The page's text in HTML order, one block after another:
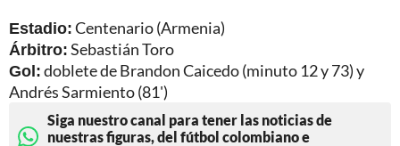
Estadio:Centenario (Armenia)
Árbitro:Sebastián Toro
Gol:doblete deBrandon Caicedo (minuto 12 y 73) y
Andrés Sarmiento (81')
Siga nuestro canal para tener las noticias de
nuestras figuras, del fútbol colombiano e